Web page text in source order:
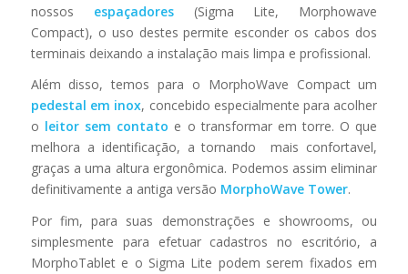
nossos espaçadores (Sigma Lite, Morphowave
Compact), o uso destes permite esconder os cabos dos
terminais deixando a instalação mais limpa e profissional.
Além disso, temos para o MorphoWave Compact um
pedestal em inox, concebido especialmente para acolher
o leitor sem contato e o transformar em torre. O que
melhora a identificação, a tornando mais confortavel,
graças a uma altura ergonômica. Podemos assim eliminar
definitivamente a antiga versão MorphoWave Tower.
Por fim, para suas demonstrações e showrooms, ou
simplesmente para efetuar cadastros no escritório, a
MorphoTablet e o Sigma Lite podem serem fixados em